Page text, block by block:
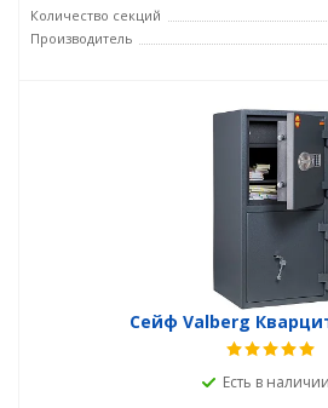
Количество секций
Производитель
Сейф Valberg
Есть в наличии